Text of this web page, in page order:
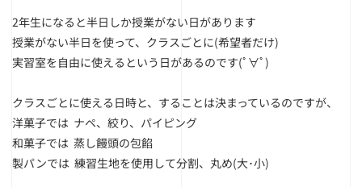
2年生になると半日しか授業がない日があります
授業がない半日を使って、クラスごとに(希望者だけ)
実習室を自由に使えるという日があるのです(ﾟ∀ﾟ)
クラスごとに使える日時と、することは決まっているのですが、
洋菓子では ナペ、絞り、パイピング
和菓子では 蒸し饅頭の包餡
製パンでは 練習生地を使用して分割、丸め(大･小)